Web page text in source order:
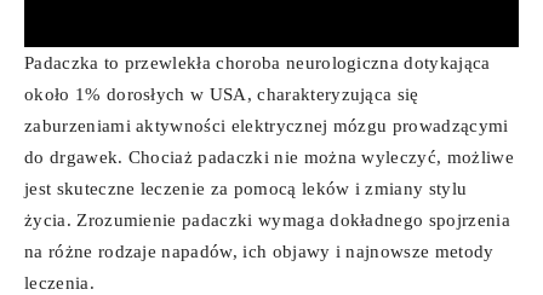
Padaczka to przewlekła choroba neurologiczna dotykająca
około 1% dorosłych w USA, charakteryzująca się
zaburzeniami aktywności elektrycznej mózgu prowadzącymi
do drgawek. Chociaż padaczki nie można wyleczyć, możliwe
jest skuteczne leczenie za pomocą leków i zmiany stylu
życia. Zrozumienie padaczki wymaga dokładnego spojrzenia
na różne rodzaje napadów, ich objawy i najnowsze metody
leczenia.